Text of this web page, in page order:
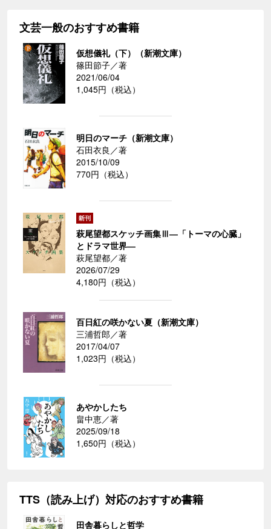
文芸一般のおすすめ書籍
仮想儀礼（下）（新潮文庫）
篠田節子／著
2021/06/04
1,045円（税込）
明日のマーチ（新潮文庫）
石田衣良／著
2015/10/09
770円（税込）
萩尾望都スケッチ画集Ⅲ―「トーマの心臓」
とドラマ世界―
萩尾望都／著
2026/07/29
4,180円（税込）
百日紅の咲かない夏（新潮文庫）
三浦哲郎／著
2017/04/07
1,023円（税込）
あやかしたち
畠中恵／著
2025/09/18
1,650円（税込）
TTS（読み上げ）対応のおすすめ書籍
田舎暮らしと哲学